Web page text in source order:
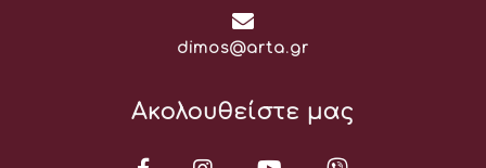
Email:
dimos@arta.gr
Ακολουθείστε μας